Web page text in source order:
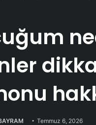
Temmuz 6, 2026